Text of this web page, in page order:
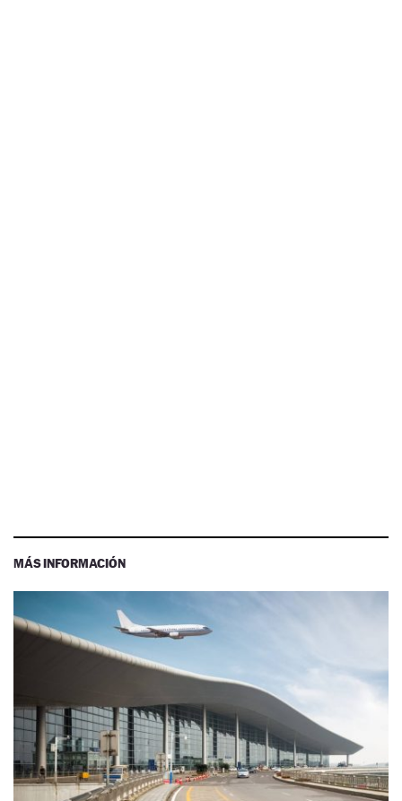
MÁS INFORMACIÓN